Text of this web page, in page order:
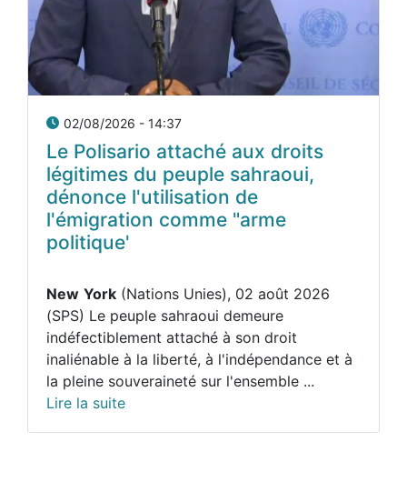
02/08/2026 - 14:37
Le Polisario attaché aux droits
légitimes du peuple sahraoui,
dénonce l'utilisation de
l'émigration comme "arme
politique'
New York (Nations Unies), 02 août 2026
(SPS) Le peuple sahraoui demeure
indéfectiblement attaché à son droit
inaliénable à la liberté, à l'indépendance et à
la pleine souveraineté sur l'ensemble ...
Lire la suite